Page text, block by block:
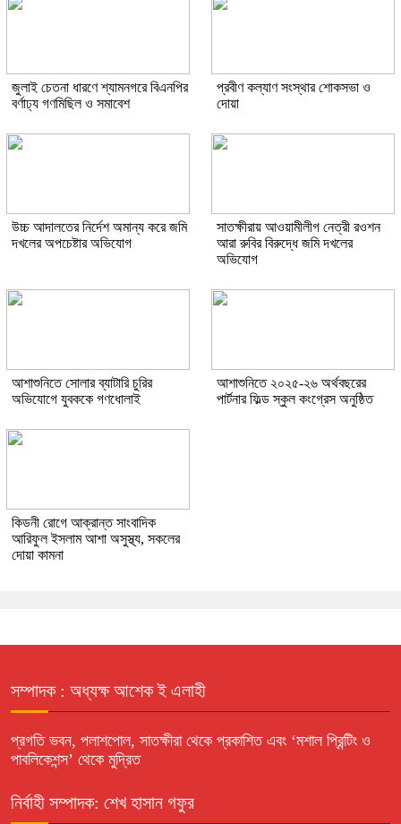
জুলাই চেতনা ধারণে শ্যামনগরে বিএনপির
বর্ণাঢ্য গণমিছিল ও সমাবেশ
প্রবীণ কল্যাণ সংস্থার শোকসভা ও
দোয়া
উচ্চ আদালতের নির্দেশ অমান্য করে জমি
দখলের অপচেষ্টার অভিযোগ
সাতক্ষীরায় আওয়ামীলীগ নেত্রী রওশন
আরা রুবির বিরুদ্ধে জমি দখলের
অভিযোগ
আশাশুনিতে সোলার ব্যাটারি চুরির
অভিযোগে যুবককে গণধোলাই
আশাশুনিতে ২০২৫-২৬ অর্থবছরের
পার্টনার ফিল্ড স্কুল কংগ্রেস অনুষ্ঠিত
কিডনী রোগে আক্রান্ত সাংবাদিক
আরিফুল ইসলাম আশা অসুস্থ্য, সকলের
দোয়া কামনা
সম্পাদক : অধ্যক্ষ আশেক ই এলাহী
প্রগতি ভবন, পলাশপোল, সাতক্ষীরা থেকে প্রকাশিত এবং ‘মশাল প্রিন্টিং ও
পাবলিকেশন্স’ থেকে মুদ্রিত
নির্বাহী সম্পাদক: শেখ হাসান গফুর